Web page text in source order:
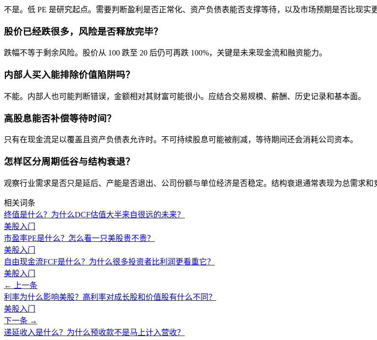
不是。低 PE 是研究起点。需要判断盈利是否正常化、资产负债表能否支撑等待，以及市场预期是否比现实更
股价已经跌很多，风险是否释放完毕？
跌幅不等于剩余风险。股价从 100 跌至 20 后仍可再跌 100%，关键是未来现金流和融资能力。
内部人买入能排除价值陷阱吗？
不能。内部人也可能判断错误，金额相对其财富可能很小。应结合交易规模、薪酬、历史记录和基本面。
高股息能否补偿等待时间？
只有在现金流足以覆盖且资产负债表允许时。不可持续股息可能被削减，等待期间还会消耗公司资本。
怎样区分周期低谷与结构衰退？
观察行业需求是否只是延后、产能是否退出、公司份额与单位经济是否稳定。结构衰退通常表现为总需求和
相关词条
终值是什么？为什么DCF估值大半来自很远的未来？
美股入门
市盈率PE是什么？怎么看一只美股贵不贵？
美股入门
自由现金流FCF是什么？为什么很多投资者比利润更看重它？
美股入门
← 上一条
利率为什么影响美股？高利率对成长股和价值股有什么不同？
美股入门
下一条 →
递延收入是什么？为什么预收款不是马上计入营收？